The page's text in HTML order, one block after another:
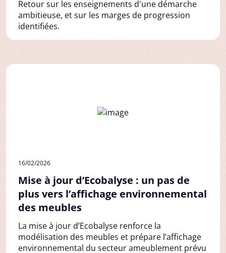
Retour sur les enseignements d'une démarche
ambitieuse, et sur les marges de progression
identifiées.
16/02/2026
Mise à jour d’Ecobalyse : un pas de
plus vers l’affichage environnemental
des meubles
La mise à jour d’Ecobalyse renforce la
modélisation des meubles et prépare l’affichage
environnemental du secteur ameublement prévu